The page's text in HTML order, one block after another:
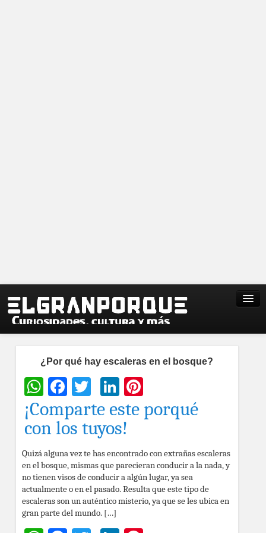
¿Por qué hay escaleras en el bosque?
WhatsApp
Facebook
TwitterLinkedIn
¡Comparte este porqué
con los tuyos!
Quizá alguna vez te has encontrado con extrañas escaleras
en el bosque, mismas que parecieran conducir a la nada, y
no tienen visos de conducir a algún lugar, ya sea
actualmente o en el pasado. Resulta que este tipo de
escaleras son un auténtico misterio, ya que se les ubica en
gran parte del mundo. […]